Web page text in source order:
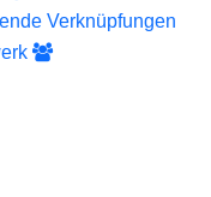
Verknüpfungen